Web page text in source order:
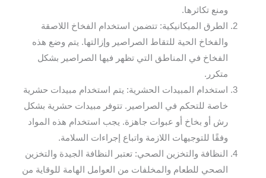
ومنع تكاثرها.
الطرق الميكانيكية: تتضمن استخدام الفخاخ اللاصقة
والفخاخ الحية للتقاط الصراصير وإزالتها. يتم وضع هذه
الفخاخ في المناطق التي تظهر فيها الصراصير بشكل
متكرر.
استخدام المبيدات الحشرية: يتم استخدام مبيدات حشرية
خاصة للتحكم في الصراصير. تتوفر مبيدات حشرية بشكل
رش أو بخاخ أو عبوات جاهزة. يجب استخدام هذه المواد
وفقًا للتوجيهات اللازمة واتباع إجراءات السلامة.
النظافة والتخزين الصحي: تعتبر النظافة الجيدة والتخزين
الصحي للطعام والمخلفات من العوامل الهامة للوقاية من